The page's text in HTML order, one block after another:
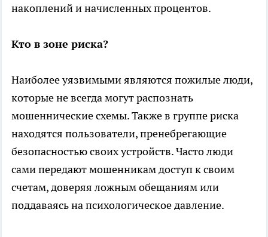
накоплений и начисленных процентов.
Кто в зоне риска?
Наиболее уязвимыми являются пожилые люди,
которые не всегда могут распознать
мошеннические схемы. Также в группе риска
находятся пользователи, пренебрегающие
безопасностью своих устройств. Часто люди
сами передают мошенникам доступ к своим
счетам, доверяя ложным обещаниям или
поддаваясь на психологическое давление.